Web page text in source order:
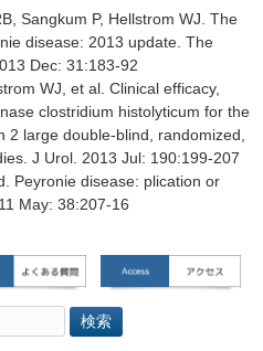
Sangkum P, Hellstrom WJ. The
disease: 2013 update. The
Dec: 31:183-92
WJ, et al. Clinical efficacy,
clostridium histolyticum for the
large double-blind, randomized,
J Urol. 2013 Jul: 190:199-207
Peyronie disease: plication or
May: 38:207-16